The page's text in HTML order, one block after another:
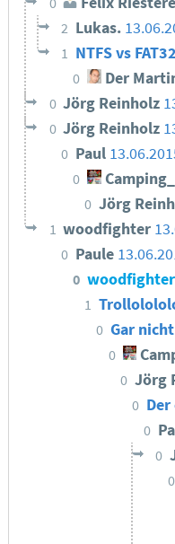
2 Lukas.
1 NTFS vs FAT32
0 Der
0 Jörg Reinholz
0 Jörg Reinholz
0 Paul
0
0 Jörg
1 woodfighter
0 Paule
0 woodfighter
1
0 Gar
0
0 Jörg
0
0
0
0